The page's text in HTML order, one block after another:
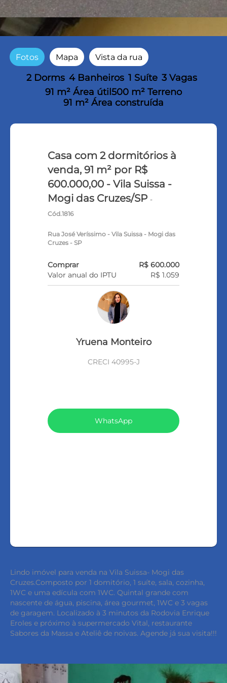
Fotos Mapa Vista da rua
2 Dorms 4 Banheiros 1 Suíte 3 Vagas
91 m² Área útil500 m² Terreno
91 m² Área construída
Casa com 2 dormitórios à
venda, 91 m² por R$
600.000,00 - Vila Suissa -
Mogi das Cruzes/SP -
Cód.1816
Rua José Veríssimo - Vila Suissa - Mogi das
Cruzes - SP
Comprar
R$ 600.000
Valor anual do IPTU
R$ 1.059
Yruena Monteiro
CRECI 40995-J
WhatsApp
Lindo imóvel para venda na Vila Suissa- Mogi das
Cruzes.Composto por 1 domitório, 1 suíte, sala, cozinha,
1WC e uma edícula com 1WC. Quintal grande com
nascente de água, piscina, área gourmet, 1WC e 3 vagas
de garagem. Localizado à 3 minutos da Rodovia Enrique
Eroles e próximo à supermercado Vital, restaurante
Sabores da Massa e Ateliê de noivas. Agende já sua visita!!!